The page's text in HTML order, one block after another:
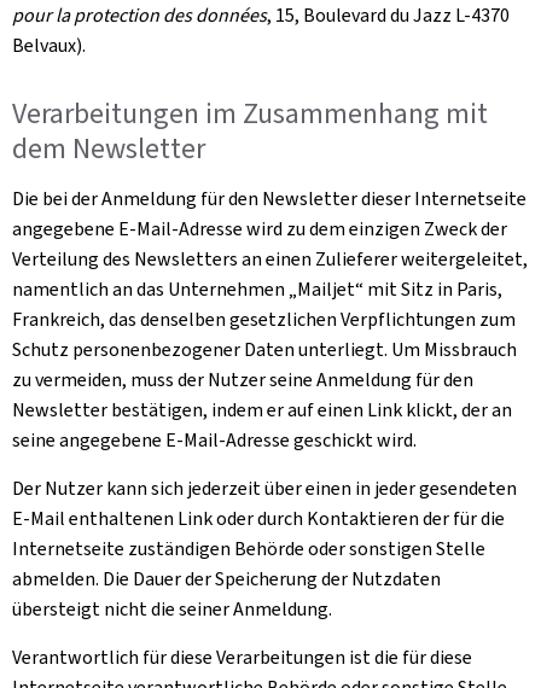
pour la protection des données, 15, Boulevard du Jazz L-4370
Belvaux).
Verarbeitungen im Zusammenhang mit
dem Newsletter
Die bei der Anmeldung für den Newsletterdieser Internetseite
angegebene E-Mail-Adresse wird zu dem einzigen Zweck der
Verteilung des Newsletters an einen Zulieferer weitergeleitet,
namentlich an das Unternehmen „Mailjet“ mit Sitz in Paris,
Frankreich, das denselben gesetzlichen Verpflichtungen zum
Schutz personenbezogener Daten unterliegt. Um Missbrauch
zu vermeiden, muss der Nutzer seine Anmeldung für den
Newsletter bestätigen, indem er auf einen Link klickt, der an
seine angegebene E-Mail-Adresse geschickt wird.
Der Nutzer kann sich jederzeit über einen in jeder gesendeten
E-Mail enthaltenen Link oder durch Kontaktieren der für die
Internetseite zuständigen Behörde oder sonstigen Stelle
abmelden. Die Dauer der Speicherung der Nutzdaten
übersteigt nicht die seiner Anmeldung.
Verantwortlich für diese Verarbeitungen ist die für diese